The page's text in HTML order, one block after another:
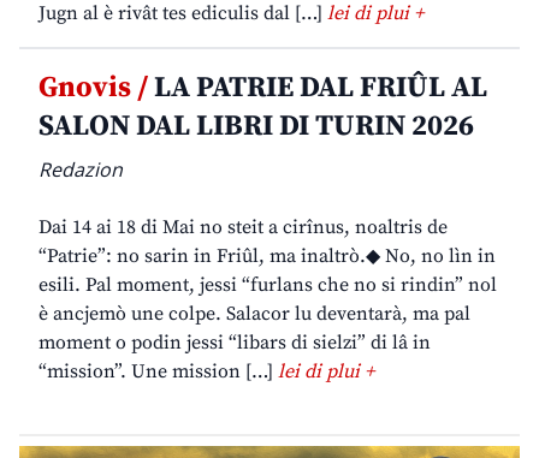
Jugn al è rivât tes ediculis dal […] lei di plui +
Gnovis /LA PATRIE DAL FRIÛL AL
SALON DAL LIBRI DI TURIN 2026
Redazion
Dai 14 ai 18 di Mai no steit a cirînus, noaltris de
“Patrie”: no sarin in Friûl, ma inaltrò.◆ No, no lìn in
esili. Pal moment, jessi “furlans che no si rindin” nol
è ancjemò une colpe. Salacor lu deventarà, ma pal
moment o podin jessi “libars di sielzi” di lâ in
“mission”. Une mission […] lei di plui +